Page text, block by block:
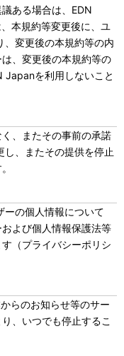
ある場合は、EDN
本規約等変更後に、ユ
変更後の本規約等の内
、変更後の本規約等の
Japanを利用しないこと
、またその事前の承諾
、またその提供を停止
の個人情報について
よび個人情報保護法等
（プライバシーポリシ
らのお知らせ等のサー
、いつでも停止するこ